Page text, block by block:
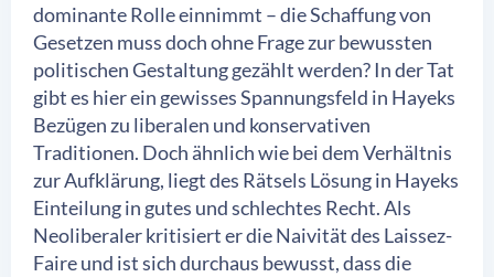
dominante Rolle einnimmt – die Schaffung von
Gesetzen muss doch ohne Frage zur bewussten
politischen Gestaltung gezählt werden? In der Tat
gibt es hier ein gewisses Spannungsfeld in Hayeks
Bezügen zu liberalen und konservativen
Traditionen. Doch ähnlich wie bei dem Verhältnis
zur Aufklärung, liegt des Rätsels Lösung in Hayeks
Einteilung in gutes und schlechtes Recht. Als
Neoliberaler kritisiert er die Naivität des Laissez-
Faire und ist sich durchaus bewusst, dass die